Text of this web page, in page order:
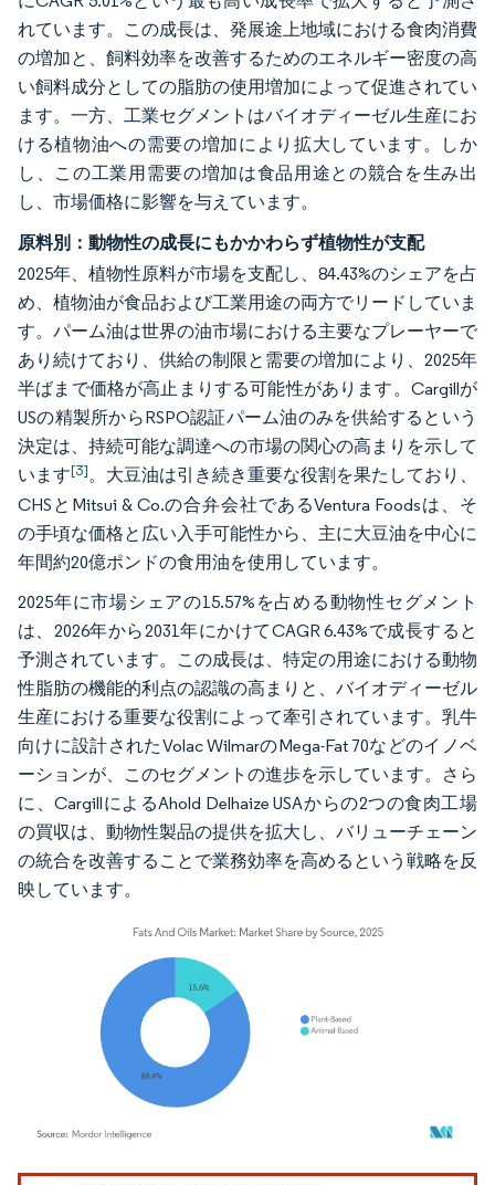
れています。この成長は、発展途上地域における食肉消費
の増加と、飼料効率を改善するためのエネルギー密度の高
い飼料成分としての脂肪の使用増加によって促進されてい
ます。一方、工業セグメントはバイオディーゼル生産にお
ける植物油への需要の増加により拡大しています。しか
し、この工業用需要の増加は食品用途との競合を生み出
し、市場価格に影響を与えています。
原料別：動物性の成長にもかかわらず植物性が支配
2025年、植物性原料が市場を支配し、84.43%のシェアを占
め、植物油が食品および工業用途の両方でリードしていま
す。パーム油は世界の油市場における主要なプレーヤーで
あり続けており、供給の制限と需要の増加により、2025年
半ばまで価格が高止まりする可能性があります。Cargillが
USの精製所からRSPO認証パーム油のみを供給するという
決定は、持続可能な調達への市場の関心の高まりを示して
います[3]。大豆油は引き続き重要な役割を果たしており、
CHSとMitsui & Co.の合弁会社であるVentura Foodsは、そ
の手頃な価格と広い入手可能性から、主に大豆油を中心に
年間約20億ポンドの食用油を使用しています。
2025年に市場シェアの15.57%を占める動物性セグメント
は、2026年から2031年にかけてCAGR 6.43%で成長すると
予測されています。この成長は、特定の用途における動物
性脂肪の機能的利点の認識の高まりと、バイオディーゼル
生産における重要な役割によって牽引されています。乳牛
向けに設計されたVolac WilmarのMega-Fat 70などのイノベ
ーションが、このセグメントの進歩を示しています。さら
に、CargillによるAhold Delhaize USAからの2つの食肉工場
の買収は、動物性製品の提供を拡大し、バリューチェーン
の統合を改善することで業務効率を高めるという戦略を反
映しています。
画像 © Mordor Intelligence。再利用にはCC BY 4.0の表示が必要です。